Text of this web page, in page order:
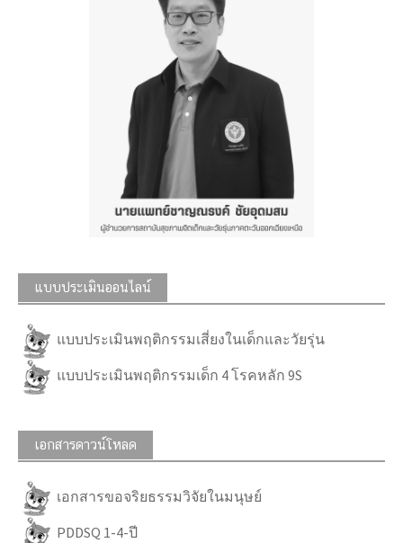
แบบประเมินออนไลน์
แบบประเมินพฤติกรรมเสี่ยงในเด็กและวัยรุ่น
แบบประเมินพฤติกรรมเด็ก 4 โรคหลัก 9S
เอกสารดาวน์โหลด
เอกสารขอจริยธรรมวิจัยในมนุษย์
PDDSQ 1-4-ปี